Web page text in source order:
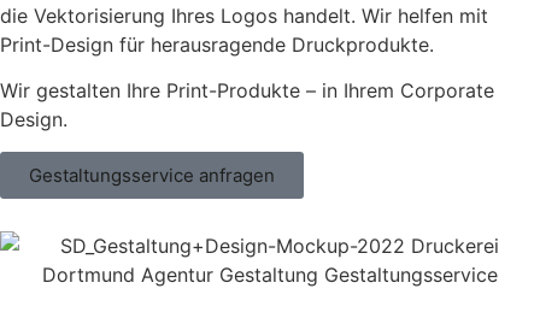
die Vektorisierung Ihres Logos handelt. Wir helfen mit
Print-Design für herausragende Druckprodukte.
Wir gestalten Ihre Print-Produkte – in Ihrem Corporate
Design.
Gestaltungsservice anfragen